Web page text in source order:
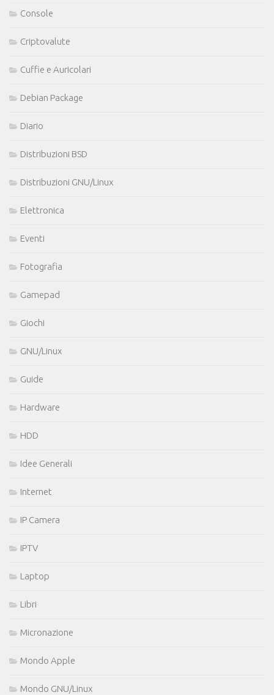
Console
Criptovalute
Cuffie e Auricolari
Debian Package
Diario
Distribuzioni BSD
Distribuzioni GNU/Linux
Elettronica
Eventi
Fotografia
Gamepad
Giochi
GNU/Linux
Guide
Hardware
HDD
Idee Generali
Internet
IP Camera
IPTV
Laptop
Libri
Micronazione
Mondo Apple
Mondo GNU/Linux